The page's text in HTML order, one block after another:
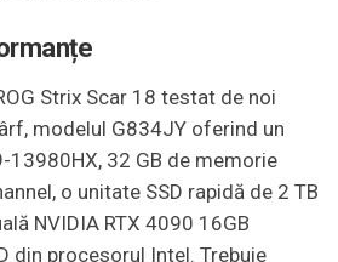
Strix Scar 18 testat de noi
modelul G834JY oferind un
13980HX, 32 GB de memorie
o unitate SSD rapidă de 2 TB
NVIDIA RTX 4090 16GB
din procesorul Intel. Trebuie